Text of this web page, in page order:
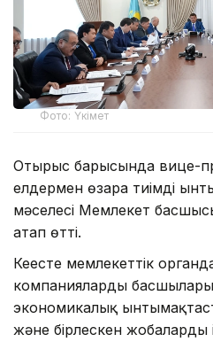
Фото: Үкімет
Отырыс барысында вице-
елдермен өзара тиімді
мәселесі Мемлекет
атап өтті.
Кеңесте мемлекеттік
компаниялардың
экономикалық
және бірлескен